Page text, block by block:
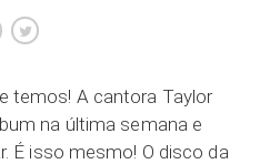
temos! A cantora Taylor
na última semana e
É isso mesmo! O disco da